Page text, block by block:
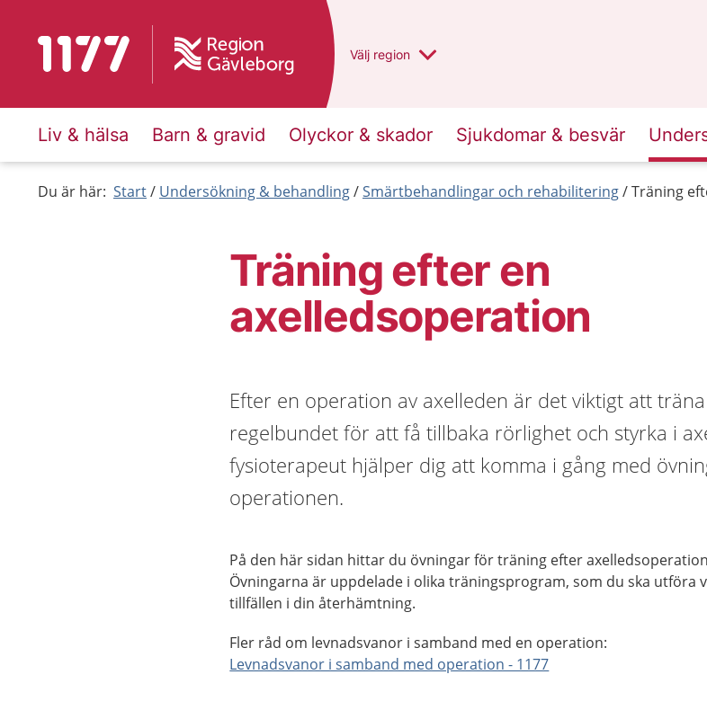
Till startsidan för 1177 Du har valt region
Välj en annan
region
Liv & hälsa Barn & gravid Olyckor & skador Sjukdomar & besvär
Du är här: Start Undersökning & behandling Smärtbehandlingar och rehabilitering Träning
Träning efter en
axelledsoperation
Efter en operation av axelleden är det viktigt att träna
regelbundet för att få tillbaka rörlighet och styrka i
fysioterapeut hjälper dig att komma i gång med
operationen.
På den här sidan hittar du övningar för träning efter
Övningarna är uppdelade i olika träningsprogram, som du ska utföra
tillfällen i din återhämtning.
Fler råd om levnadsvanor i samband med en operation:
Levnadsvanor i samband med operation - 1177